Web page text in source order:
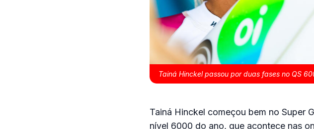
Tainá Hinckel passou por duas fases no QS
Tainá Hinckel começou bem no Super
nível 6000 do ano, que acontece nas